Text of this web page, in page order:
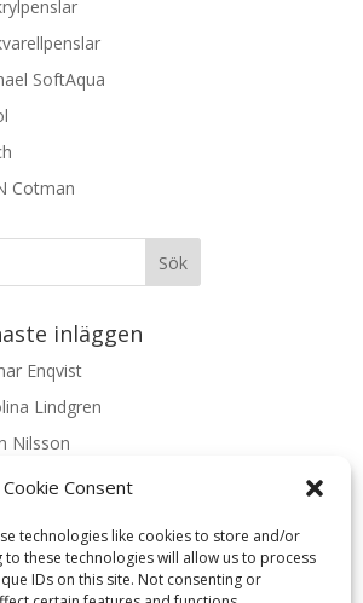
Consent
technologies like cookies to store and/or
these technologies will allow us to process
IDs on this site. Not consenting or
SoftAqua
Cotman
inläggen
Enqvist
Lindgren
Nilsson
Skogsskir